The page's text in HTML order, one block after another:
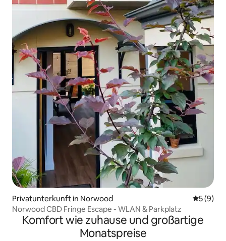
Privatunterkunft in Norwood
5 (9)
Norwood CBD Fringe Escape - WLAN & Parkplatz
Komfort wie zuhause und großartige
Monatspreise